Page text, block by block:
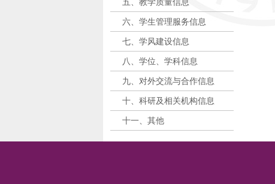
六、学生管理服务信息
七、学风建设信息
八、学位、学科信息
九、对外交流与合作信息
十、科研及相关机构信息
十一、其他